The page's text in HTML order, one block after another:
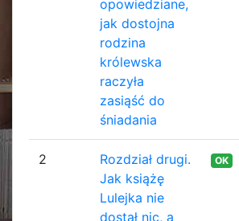
opowiedziane,
jak dostojna
rodzina
królewska
raczyła
zasiąść do
śniadania
2
Rozdział drugi.
Jak książę
Lulejka nie
dostał nic, a
OK